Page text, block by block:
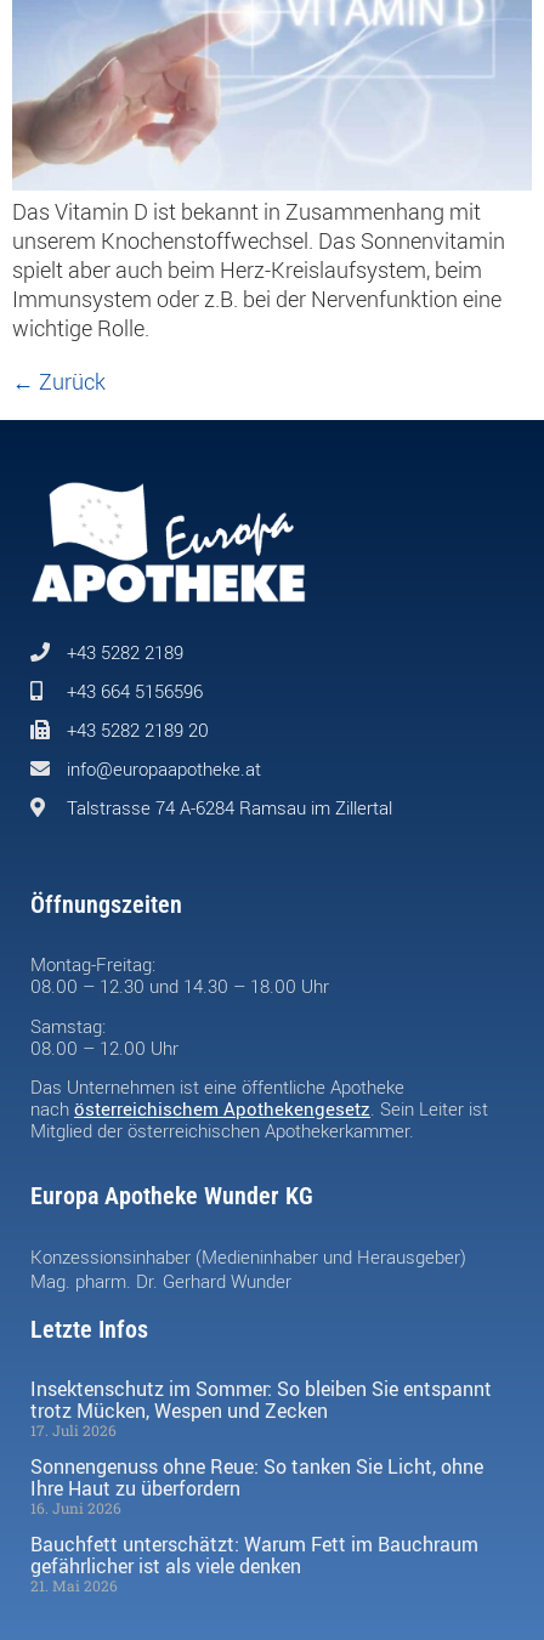
Das Vitamin D ist bekannt in Zusammenhang mit
unserem Knochenstoffwechsel. Das Sonnenvitamin
spielt aber auch beim Herz-Kreislaufsystem, beim
Immunsystem oder z.B. bei der Nervenfunktion eine
wichtige Rolle.
← Zurück
+43 5282 2189
+43 664 5156596
+43 5282 2189 20
info@europaapotheke.at
Talstrasse 74 A-6284 Ramsau im Zillertal
Öffnungszeiten
Montag-Freitag:
08.00 – 12.30 und 14.30 – 18.00 Uhr
Samstag:
08.00 – 12.00 Uhr
Das Unternehmen ist eine öffentliche Apotheke
nach österreichischem Apothekengesetz. Sein Leiter ist
Mitglied der österreichischen Apothekerkammer.
Europa Apotheke Wunder KG
Konzessionsinhaber (Medieninhaber und Herausgeber)
Mag. pharm. Dr. Gerhard Wunder
Letzte Infos
Insektenschutz im Sommer: So bleiben Sie entspannt
trotz Mücken, Wespen und Zecken
17. Juli 2026
Sonnengenuss ohne Reue: So tanken Sie Licht, ohne
Ihre Haut zu überfordern
16. Juni 2026
Bauchfett unterschätzt: Warum Fett im Bauchraum
gefährlicher ist als viele denken
21. Mai 2026